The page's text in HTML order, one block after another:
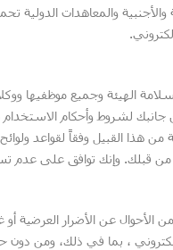
والأجنبية والمعاهدات
الهيئة وجميع موظفيها
لشروط وأحكام الاستخدام
هذا القبيل وفقاً لقواعد
من قبلك. وإنك توافق على
الأحوال عن الأضرار العرضية
، بما في ذلك، ومن دون